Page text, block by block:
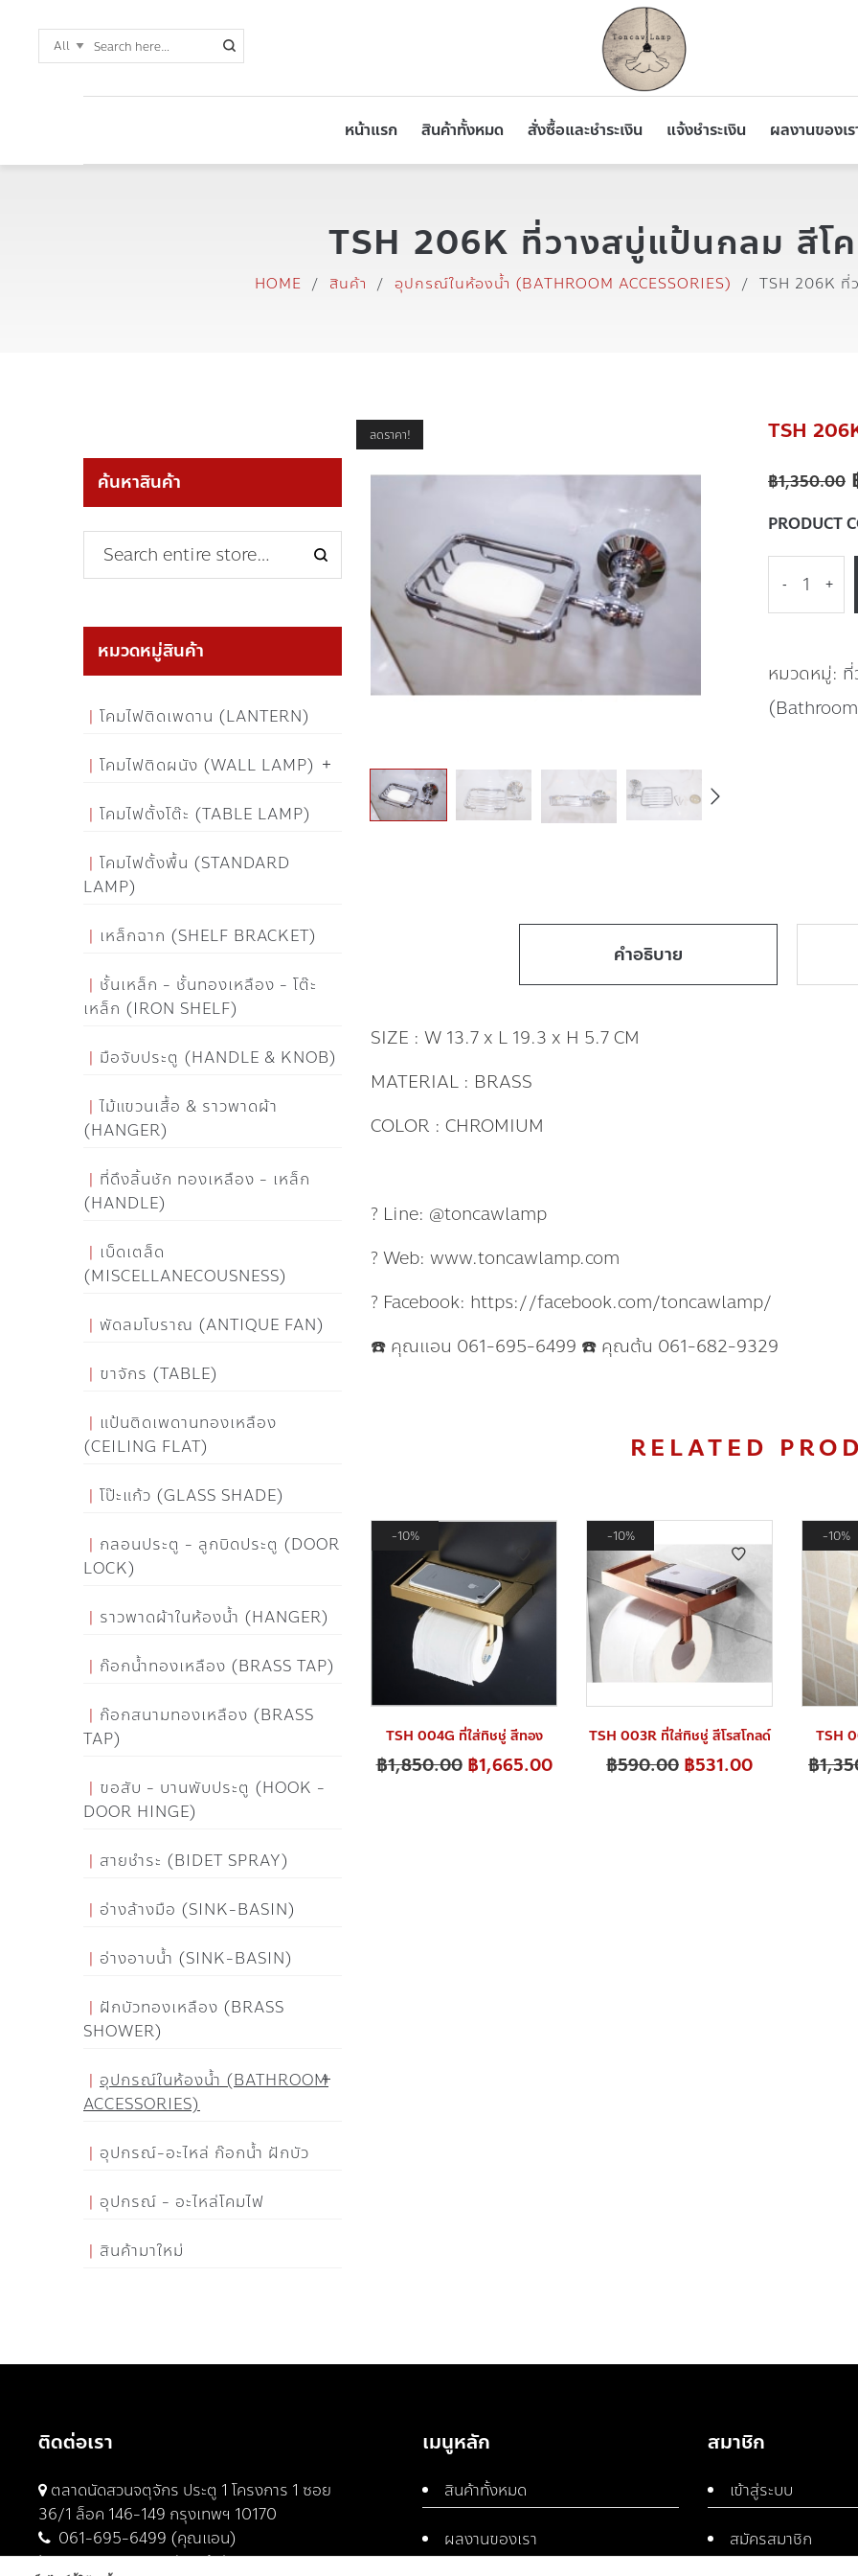
หน้าแรก สินค้าทั้งหมด สั่งซื้อและชำระเงิน แจ้งชำระเงิน ผลงานของเร
TSH 206K ที่วางสบู่แป้นกลม สีโ
HOME / สินค้า / อุปกรณ์ในห้องน้ำ (BATHROOM ACCESSORIES) / TSH 206K ที่
ลดราคา! TSH
฿1,350.00
PRODUCT
- +
หมวดหมู่:
คำอธิบาย
SIZE : W 13.7 x L 19.3 x H 5.7 CM
MATERIAL : BRASS
COLOR : CHROMIUM
? Line: @toncawlamp
? Web: www.toncawlamp.com
? Facebook: https://facebook.com/toncawlamp/
☎️ คุณแอน 061-695-6499 ☎️ คุณต้น 061-682-9329
RELATED
10%
TSH 004G ที่ใส่ทิชชู่ สีทอง
฿1,850.00 ฿1,665.00
10%
TSH 003R ที่ใส่ทิชชู่ สีโรสโกลด์
฿590.00 ฿531.00
10%
TSH
฿
ค้นหาสินค้า
หมวดหมู่สินค้า
โคมไฟติดเพดาน (LANTERN)
โคมไฟติดผนัง (WALL LAMP)
โคมไฟตั้งโต๊ะ (TABLE LAMP)
โคมไฟตั้งพื้น (STANDARD
LAMP)
เหล็กฉาก (SHELF BRACKET)
ชั้นเหล็ก - ชั้นทองเหลือง - โต๊ะ
เหล็ก (IRON SHELF)
มือจับประตู (HANDLE & KNOB)
ไม้แขวนเสื้อ & ราวพาดผ้า
(HANGER)
ที่ดึงลิ้นชัก ทองเหลือง - เหล็ก
(HANDLE)
เบ็ดเตล็ด
(MISCELLANECOUSNESS)
พัดลมโบราณ (ANTIQUE FAN)
ขาจักร (TABLE)
แป้นติดเพดานทองเหลือง
(CEILING FLAT)
โป๊ะแก้ว (GLASS SHADE)
กลอนประตู - ลูกบิดประตู (DOOR
LOCK)
ราวพาดผ้าในห้องน้ำ (HANGER)
ก๊อกน้ำทองเหลือง (BRASS TAP)
ก๊อกสนามทองเหลือง (BRASS
TAP)
ขอสับ - บานพับประตู (HOOK -
DOOR HINGE)
สายชำระ (BIDET SPRAY)
อ่างล้างมือ (SINK-BASIN)
อ่างอาบน้ำ (SINK-BASIN)
ฝักบัวทองเหลือง (BRASS
SHOWER)
อุปกรณ์ในห้องน้ำ (BATHROOM
ACCESSORIES)
อุปกรณ์-อะไหล่ ก๊อกน้ำ ฝักบัว
อุปกรณ์ - อะไหล่โคมไฟ
สินค้ามาใหม่
ติดต่อเรา
ตลาดนัดสวนจตุจักร ประตู 1 โครงการ 1 ซอย
36/1 ล็อค 146-149 กรุงเทพฯ 10170
061-695-6499 (คุณแอน)
061-682-9329 (คุณต้น)
เมนูหลัก
สินค้าทั้งหมด
ผลงานของเรา
สมาชิก
เข้าสู่ระบบ
สมัครสมาชิก